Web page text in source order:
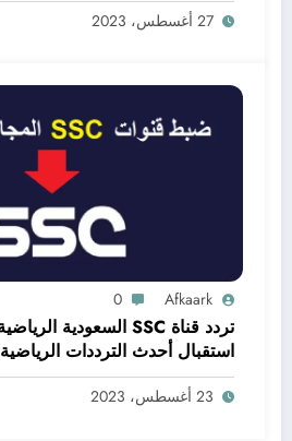
27 أغسطس، 2023
Afkaark
0
استقبال أحدث الترددات الرياضية
23 أغسطس، 2023